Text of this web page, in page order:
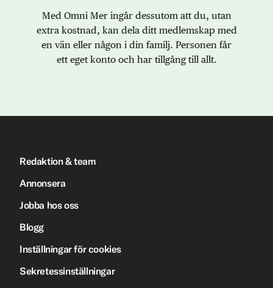
Med Omni Mer ingår dessutom att du, utan
extra kostnad, kan dela ditt medlemskap med
en vän eller någon i din familj. Personen får
ett eget konto och har tillgång till allt.
Redaktion & team
Annonsera
Jobba hos oss
Blogg
Inställningar för cookies
Sekretessinställningar